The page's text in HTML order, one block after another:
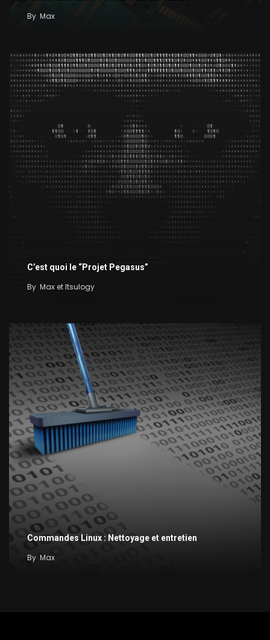
By Max
C’est quoi le “Projet Pegasus”
By Max et Itsulogy
Commandes Linux : Nettoyage et entretien
By Max